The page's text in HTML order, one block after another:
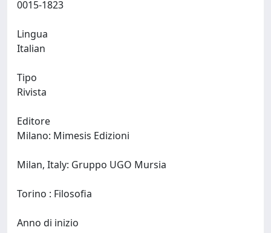
Lingua
Tipo
Rivista
Editore
Milano: Mimesis Edizioni
Milan, Italy: Gruppo UGO Mursia
Anno di inizio